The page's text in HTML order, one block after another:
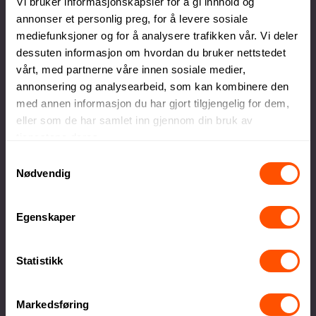
annonser et personlig preg, for å levere sosiale
mediefunksjoner og for å analysere trafikken vår. Vi deler
dessuten informasjon om hvordan du bruker nettstedet
vårt, med partnerne våre innen sosiale medier,
annonsering og analysearbeid, som kan kombinere den
med annen informasjon du har gjort tilgjengelig for dem,
eller som de har samlet inn gjennom din bruk av
Nødvendig
Egenskaper
Statistikk
Markedsføring
Egen produksjonsavdeling
Lokal produksjon sikrer høy kvalitet og raskere
levering
Stort utvalg kvalitetsprodukter